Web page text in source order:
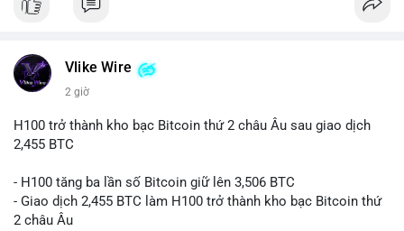
📰 Nguồn: CoinDesk
Vlike Wire
2 giờ
H100 trở thành kho bạc Bitcoin thứ 2 châu Âu sau giao dịch
2,455 BTC
- H100 tăng ba lần số Bitcoin giữ lên 3,506 BTC
- Giao dịch 2,455 BTC làm H100 trở thành kho bạc Bitcoin thứ
2 châu Âu